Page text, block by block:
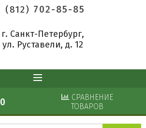
(812) 702-85-85
г. Санкт-Петербург,
ул. Руставели, д. 12
0
СРАВНЕНИЕ
ТОВАРОВ